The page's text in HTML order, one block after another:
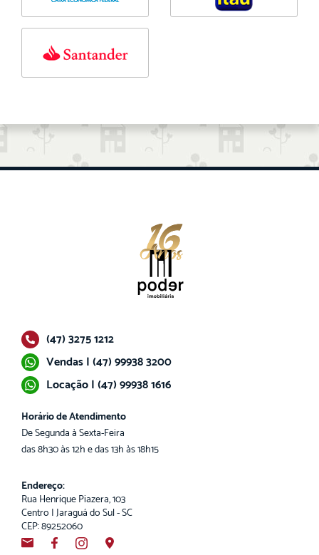
(47) 3275 1212
Vendas | (47) 99938 3200
Locação | (47) 99938 1616
Horário de Atendimento
De Segunda à Sexta-Feira
das 8h30 às 12h e das 13h às 18h15
Endereço:
Rua Henrique Piazera, 103
Centro | Jaraguá do Sul - SC
CEP: 89252060